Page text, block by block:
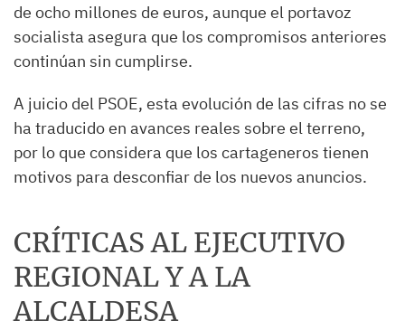
de ocho millones de euros, aunque el portavoz
socialista asegura que los compromisos anteriores
continúan sin cumplirse.
A juicio del PSOE, esta evolución de las cifras no se
ha traducido en avances reales sobre el terreno,
por lo que considera que los cartageneros tienen
motivos para desconfiar de los nuevos anuncios.
CRÍTICAS AL EJECUTIVO
REGIONAL Y A LA
ALCALDESA